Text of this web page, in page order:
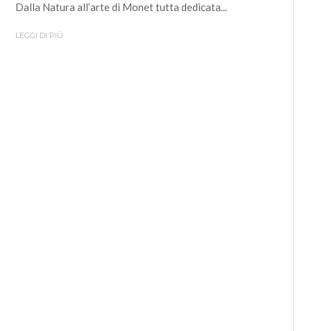
Dalla Natura all’arte di Monet tutta dedicata...
LEGGI DI PIÙ